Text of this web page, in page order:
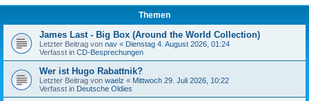
Themen
James Last - Big Box (Around the World Collection)
Letzter Beitrag von nav « Dienstag 4. August 2026, 01:24
Verfasst in CD-Besprechungen
Wer ist Hugo Rabattnik?
Letzter Beitrag von waelz « Mittwoch 29. Juli 2026, 10:22
Verfasst in Deutsche Oldies